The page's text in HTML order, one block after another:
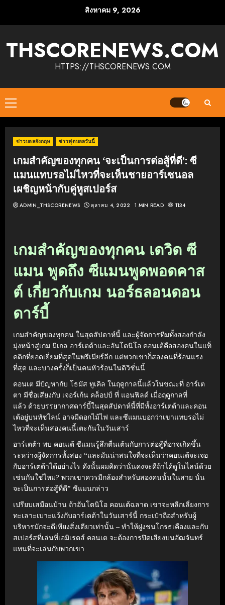
สิงหาคม 9, 2026
THSCORENEWS.COM
HTTPS://THSCORENEWS.COM
Primary
Menu
ข่าวบอลอังกฤษ ข่าวฟุตบอลวันนี้
เกมสำคัญของทุกคน ‘จะเป็นการต่อสู้ที่ดี’: ซี
แมนแทบรอไม่ไหวที่จะเห็นชายอาร์เซนอล
เผชิญหน้ากับคู่หูสเปอร์ส
ADMIN_THSCORENEWS ตุลาคม 4, 2022 1 MIN READ 1134
เกมสำคัญของทุกคน เดวิด ซี
แมน พูดถึง ซีแมนพูดพอดคาส
ต์ เกี่ยวกับเกม นอร์ธลอนดอน
ดาร์บี้
เกมสำคัญของทุกคน ในสุดสัปดาห์นี้ และผู้จัดการทีมทั้งสองกำลัง
มุ่งหน้าสู่เกม มิเกล อาร์เตต้าและอันโตนิโอ คอนเต้คือสองคนในแท็
คติกที่ยอดเยี่ยมที่สุดในพรีเมียร์ลีก แต่พวกเขาก็สองคนที่ร้อนแรง
ที่สุด และบางครั้งก็เป็นคนหัวร้อนในดิวิชั่นนี้
คอนเต มีปัญหากับ โธมัส ทูเคิล ในฤดูกาลนี้แล้วในขณะที่ อาร์เต
ตา มีชื่อเสียงกับ เจอร์เก้น คล็อปป์ ที่ แอนฟิลด์ เมื่อฤดูกาลที่
แล้ว ด้วยบรรยากาศดาร์บี้ในสุดสัปดาห์นี้ที่มีทั้งอาร์เตต้าและคอน
เต้อยู่บนทัชไลน์ อาจมีดอกไม้ไฟ และซีแมนบอกว่าเขาแทบรอไม่
ไหวที่จะเห็นสองคนนี้เตะกันในวันเสาร์
อาร์เตต้า พบ คอนเต้ ซีแมนรู้สึกตื่นเต้นกับการต่อสู้ที่อาจเกิดขึ้น
ระหว่างผู้จัดการทั้งสอง “และมันน่าสนใจที่จะเห็นว่าคอนเต้จะเจอ
กับอาร์เตต้าได้อย่างไร ดังนั้นผมคิดว่านั่นคงจะดีถ้าได้ดูในไลน์ด้วย
เช่นกันใช่ไหม? พวกเขาควรมีกล้องสำหรับสองคนนั้นในสาย นั่น
จะเป็นการต่อสู้ที่ดี” ซีแมนกล่าว
เปรียบเสมือนบ้าน ถ้าอันโตนิโอ คอนเต้ฉลาด เขาจะหลีกเลี่ยงการ
ทะเลาะเบาะแว้งกับอาร์เตต้าในวันเสาร์นี้ กระเป๋าถือสำหรับผู้
บริหารมักจะดีเพียงสิ่งเดียวเท่านั้น – ทำให้ฝูงชนโกรธเคืองและกับ
สเปอร์สที่เล่นที่เอมิเรตส์ คอนเต จะต้องการปิดเสียงบนอัฒจันทร์
แทนที่จะเล่นกับพวกเขา